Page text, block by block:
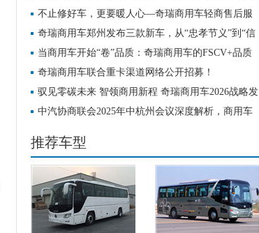
比增长112%！
不止修好车，更要暖人心—奇瑞商用车轻商售后服
务五大升级
奇瑞商用车郑州发布三款新车，从“忠孝节义”到“信
义担当”的物流新叙事
当商用车开始“卷”品质：奇瑞商用车的FSCV+品质
为先战略为何是一记破局重锤？
奇瑞商用车联合重卡渠道网络公开招募！
驭见零碳未来 智领商用新程 奇瑞商用车2026战略发
布会重磅启幕
中汽协商联会2025年中杭州会议深度解析，商用车
推荐车型